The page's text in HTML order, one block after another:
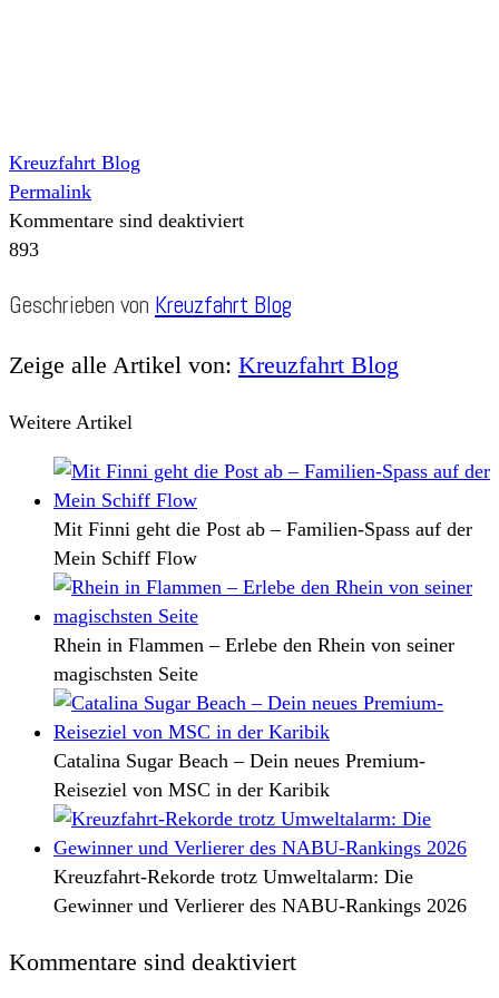
Kreuzfahrt Blog
Permalink
Kommentare sind deaktiviert
893
Geschrieben von Kreuzfahrt Blog
Zeige alle Artikel von: Kreuzfahrt Blog
Weitere Artikel
Mit Finni geht die Post ab – Familien-Spass auf der
Mein Schiff Flow
Rhein in Flammen – Erlebe den Rhein von seiner
magischsten Seite
Catalina Sugar Beach – Dein neues Premium-
Reiseziel von MSC in der Karibik
Kreuzfahrt-Rekorde trotz Umweltalarm: Die
Gewinner und Verlierer des NABU-Rankings 2026
Kommentare sind deaktiviert